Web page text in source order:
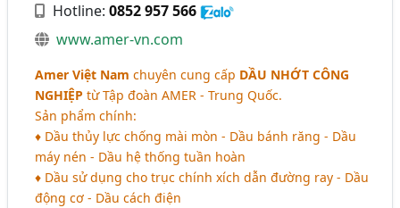
Hotline:0852 957 566
www.amer-vn.com
Amer Việt Nam chuyên cung cấp DẦU NHỚT CÔNG
NGHIỆP từ Tập đoàn AMER - Trung Quốc.
Sản phẩm chính:
♦ Dầu thủy lực chống mài mòn - Dầu bánh răng - Dầu
máy nén - Dầu hệ thống tuần hoàn
♦ Dầu sử dụng cho trục chính xích dẫn đường ray - Dầu
động cơ - Dầu cách điện